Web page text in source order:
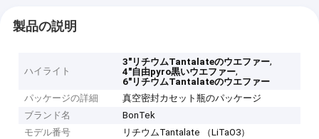
製品の説明
ハイライト
3"リチウムTantalateのウエファー,
4"自由pyro黒いウエファー,
6"リチウムTantalateのウエファー
パッケージの詳細
真空密封カセット瓶のパッケージ
ブランド名
BonTek
モデル番号
リチウムTantalate （LiTaO3）